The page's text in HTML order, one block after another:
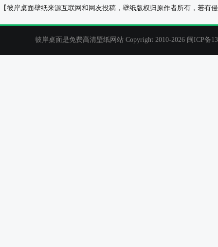
【彼岸桌面壁纸来源互联网和网友投稿，壁纸版权归原作者所有，若
彼岸桌面是免费高清壁纸网站 Copyright 2010-2026 闽ICP备